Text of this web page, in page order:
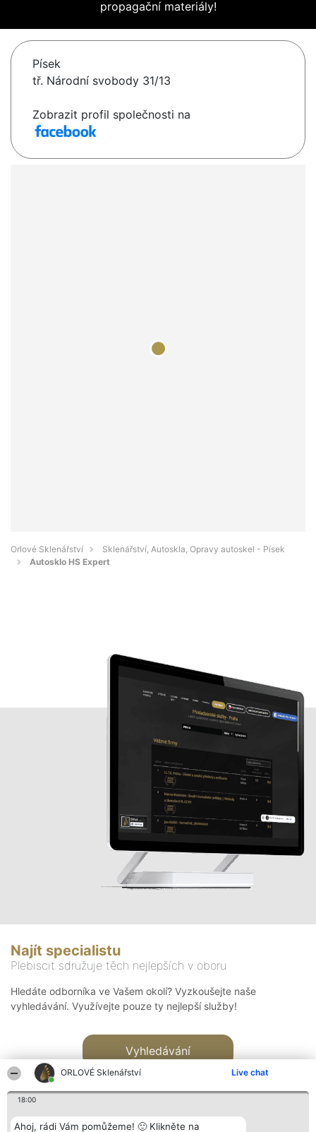
ORLOVÉ Sklenářství Live chat
18:00
Ahoj, rádi Vám pomůžeme! 🙂 Klikněte na
propagační materiály!
Písek
tř. Národní svobody 31/13
Zobrazit profil společnosti na
Orlové Sklenářství
Sklenářství, Autoskla, Opravy autoskel - Písek
Autosklo HS Expert
Najít specialistu
Plebiscit sdružuje těch nejlepších v oboru
Hledáte odborníka ve Vašem okolí? Vyzkoušejte naše
vyhledávání. Využívejte pouze ty nejlepší služby!
Vyhledávání